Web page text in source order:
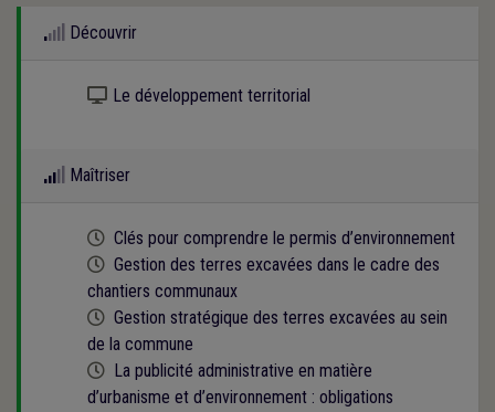
Découvrir
Kit numérique gratuit
Le développement territorial
Maîtriser
Cette formation est programmée
Clés pour comprendre le permis d’environnement
Cette formation est programmée
Gestion des terres excavées dans le cadre des
chantiers communaux
Cette formation est programmée
Gestion stratégique des terres excavées au sein
de la commune
Cette formation est programmée
La publicité administrative en matière
d’urbanisme et d’environnement : obligations